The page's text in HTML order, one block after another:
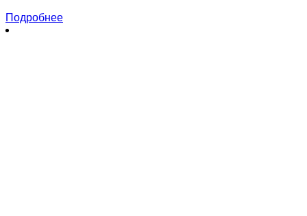
Подробнее